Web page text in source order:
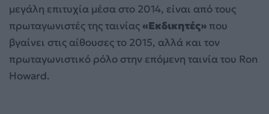
μεγάλη επιτυχία μέσα στο 2014, είναι από τους
πρωταγωνιστές της ταινίας«Εκδικητές» που
βγαίνει στις αίθουσες το 2015, αλλά και τον
πρωταγωνιστικό ρόλο στην επόμενη ταινία του Ron
Howard.